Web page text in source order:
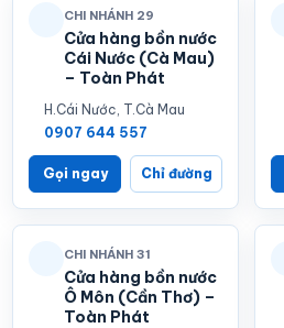
CHI NHÁNH 29
Cửa hàng bồn nước
Cái Nước (Cà Mau)
– Toàn Phát
H.Cái Nước, T.Cà Mau
0907 644 557
Gọi ngay Chỉ đường
CHI NHÁNH 31
Cửa hàng bồn nước
Ô Môn (Cần Thơ) –
Toàn Phát